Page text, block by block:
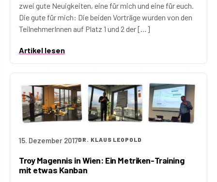
zwei gute Neuigkeiten, eine für mich und eine für euch.
Die gute für mich: Die beiden Vorträge wurden von den
TeilnehmerInnen auf Platz 1 und 2 der […]
Artikel lesen
15. Dezember 2017DR. KLAUS LEOPOLD
Troy Magennis in Wien: Ein Metriken-Training
mit etwas Kanban